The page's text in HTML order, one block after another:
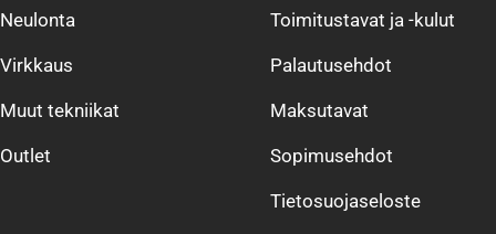
Neulonta
Virkkaus
Muut tekniikat
Outlet
Toimitustavat ja -kulut
Palautusehdot
Maksutavat
Sopimusehdot
Tietosuojaseloste